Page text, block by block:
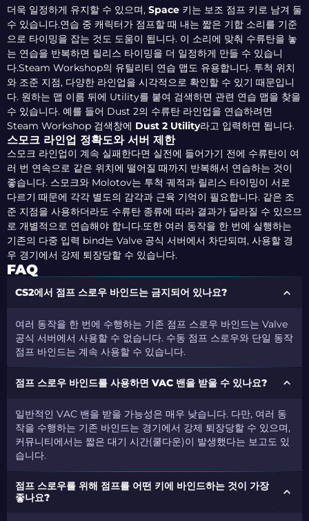
더욱 일정하게 유지할 수 있으며, Space 키는 보조 점프 키로 남겨 둘
수 있습니다.연습 중 캐릭터가 점프할 때 내는 짧은 기합 소리를 기준
으로 타이밍을 잡는 것도 도움이 됩니다. 이 소리에 맞춰 수류탄을 놓
는 연습을 반복하면 릴리스 타이밍을 더 일정하게 만들 수 있습니
다.Steam Workshop의 유틸리티 연습 맵도 유용합니다. 투척 위치
와 조준 지점, 다양한 라인업을 시각적으로 확인할 수 있기 때문입니
다. 원하는 맵 이름 뒤에 Utility를 붙여 검색하면 관련 연습 맵을 찾을
수 있습니다. 예를 들어 Dust 2의 수류탄 라인업을 연습하려면
Steam Workshop 검색창에 Dust 2 Utility라고 입력하면 됩니다.
스모크 라인업 정확도와 서버 제한
스모크 라인업이 계속 실패한다면 실전에 들어가기 전에 수류탄이 여
러 번 연속으로 같은 위치에 떨어질 때까지 반복해서 연습하는 것이
좋습니다. 스모크와 Molotov는 투척 궤적과 릴리스 타이밍이 서로
다르기 때문에 각각 별도의 감각과 근육 기억이 필요합니다. 같은 조
준 지점을 사용하더라도 수류탄 종류에 따라 결과가 달라질 수 있으므
로 개별적으로 연습해야 합니다.또한 여러 동작을 한 번에 실행하는
기존의 다중 입력 bind는 Valve 공식 서버에서 차단되며, 사용할 경
우 경기에서 강제 퇴장당할 수 있습니다.
FAQ
CS2에서 점프 스로우 바인드는 금지되어 있나요?
여러 동작을 한 번에 수행하는 기존 점프 스로우 바인드는 Valve
공식 서버에서 사용할 수 없습니다. 수동 점프 스로우와 단일 동작
점프 바인드는 계속 사용할 수 있습니다.
점프 스로우 바인드를 사용하면 VAC 밴을 받을 수 있나요?
일반적인 VAC 밴을 받을 가능성은 매우 낮습니다. 다만, 여러 동
작을 수행하는 기존 바인드는 경기에서 강제 퇴장당할 수 있으며,
커뮤니티에서는 짧은 대기 시간(쿨다운)이 발생했다는 보고도 있
습니다.
점프 스로우를 위해 점프를 어떤 키에 바인드하는 것이 가장
좋나요?